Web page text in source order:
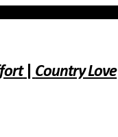
| Country Love